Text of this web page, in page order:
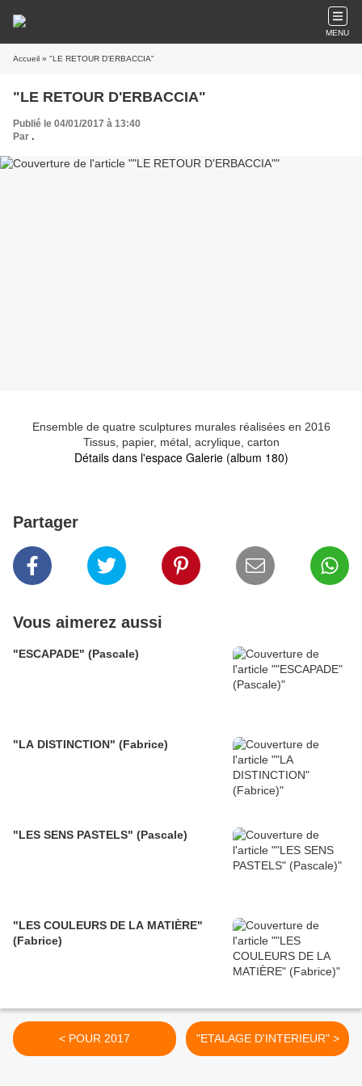
MENU
Accueil » "LE RETOUR D'ERBACCIA"
"LE RETOUR D'ERBACCIA"
Publié le 04/01/2017 à 13:40
Par .
Ensemble de quatre sculptures murales réalisées en 2016
Tissus, papier, métal, acrylique, carton
Détails dans l'espace Galerie (album 180)
Partager
Vous aimerez aussi
"ESCAPADE" (Pascale)
"LA DISTINCTION" (Fabrice)
"LES SENS PASTELS" (Pascale)
"LES COULEURS DE LA MATIÈRE"
(Fabrice)
< POUR 2017 "ETALAGE D'INTERIEUR" >